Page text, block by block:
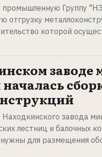
Группу
отгрузку
которой
заводе
завода
лестниц и балочных
для размещения